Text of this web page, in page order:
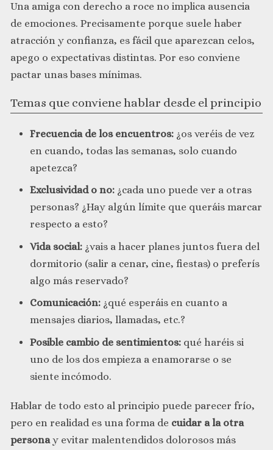
Una amiga con derecho a roce no implica ausencia
de emociones. Precisamente porque suele haber
atracción y confianza, es fácil que aparezcan celos,
apego o expectativas distintas. Por eso conviene
pactar unas bases mínimas.
Temas que conviene hablar desde el principio
Frecuencia de los encuentros: ¿os veréis de vez
en cuando, todas las semanas, solo cuando
apetezca?
Exclusividad o no: ¿cada uno puede ver a otras
personas? ¿Hay algún límite que queráis marcar
respecto a esto?
Vida social: ¿vais a hacer planes juntos fuera del
dormitorio (salir a cenar, cine, fiestas) o preferís
algo más reservado?
Comunicación: ¿qué esperáis en cuanto a
mensajes diarios, llamadas, etc.?
Posible cambio de sentimientos: qué haréis si
uno de los dos empieza a enamorarse o se
siente incómodo.
Hablar de todo esto al principio puede parecer frío,
pero en realidad es una forma de cuidar a la otra
persona y evitar malentendidos dolorosos más